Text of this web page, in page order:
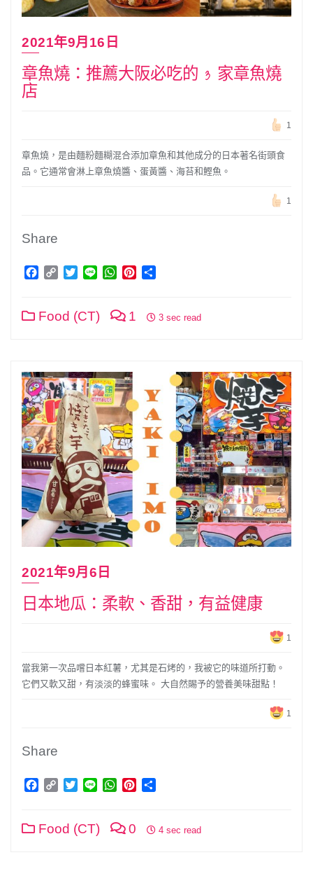
2021年9月16日
章魚燒：推薦大阪必吃的 3 家章魚燒
店
1
章魚燒，是由麵粉麵糊混合添加章魚和其他成分的日本著名街頭食
品。它通常會淋上章魚燒醬、蛋黃醬、海苔和鰹魚。
1
Share
Facebook
Copy TwitterLine WhatsApp
Pinterest
Food (CT) 1 3 sec read
2021年9月6日
日本地瓜：柔軟、香甜，有益健康
1
當我第一次品嚐日本紅薯，尤其是石烤的，我被它的味道所打動。
它們又軟又甜，有淡淡的蜂蜜味。 大自然賜予的營養美味甜點！
1
Share
Facebook
Copy TwitterLine WhatsApp
Pinterest
Food (CT) 0 4 sec read